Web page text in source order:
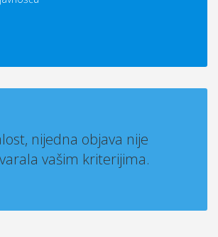
nijedna objava nije
vašim kriterijima.